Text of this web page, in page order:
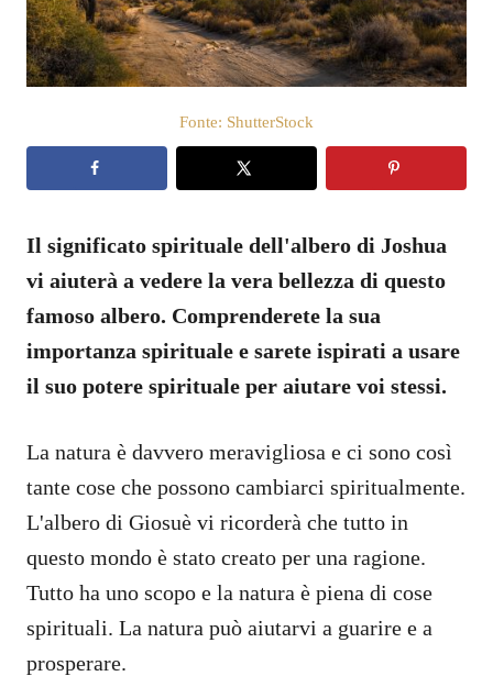
o
s
u
Fonte: ShutterStock
Il significato spirituale dell'albero di Joshua
vi aiuterà a vedere la vera bellezza di questo
famoso albero. Comprenderete la sua
importanza spirituale e sarete ispirati a usare
il suo potere spirituale per aiutare voi stessi.
La natura è davvero meravigliosa e ci sono così
tante cose che possono cambiarci spiritualmente.
L'albero di Giosuè vi ricorderà che tutto in
questo mondo è stato creato per una ragione.
Tutto ha uno scopo e la natura è piena di cose
spirituali. La natura può aiutarvi a guarire e a
prosperare.